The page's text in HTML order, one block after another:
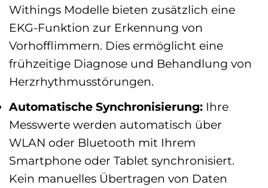
Withings Modelle bieten zusätzlich eine
EKG-Funktion zur Erkennung von
Vorhofflimmern. Dies ermöglicht eine
frühzeitige Diagnose und Behandlung von
Herzrhythmusstörungen.
Automatische Synchronisierung: Ihre
Messwerte werden automatisch über
WLAN oder Bluetooth mit Ihrem
Smartphone oder Tablet synchronisiert.
Kein manuelles Übertragen von Daten